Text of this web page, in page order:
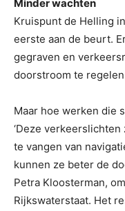
Minder wachten
Kruispunt de Helling
eerste aan de beurt.
gegraven en
doorstroom te
Maar hoe werken die
‘Deze
te vangen van
kunnen ze beter de
Petra Kloosterman,
Rijkswaterstaat. Het